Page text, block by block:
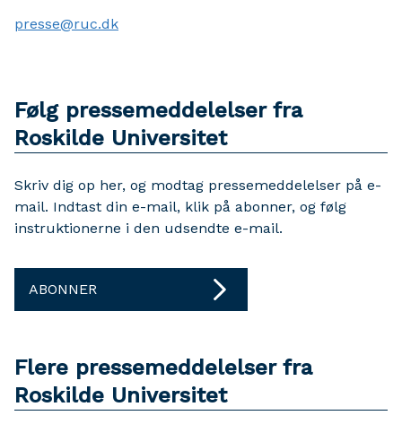
presse@ruc.dk
Følg pressemeddelelser fra
Roskilde Universitet
Skriv dig op her, og modtag pressemeddelelser på e-
mail. Indtast din e-mail, klik på abonner, og følg
instruktionerne i den udsendte e-mail.
ABONNER
Flere pressemeddelelser fra
Roskilde Universitet